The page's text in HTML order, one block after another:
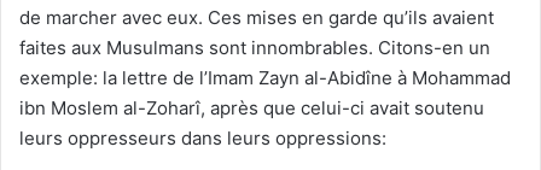
de marcher avec eux. Ces mises en garde qu’ils avaient
faites aux Musulmans sont innombrables. Citons-en un
exemple: la lettre de l’Imam Zayn al-Abidîne à Mohammad
ibn Moslem al-Zoharî, après que celui-ci avait soutenu
leurs oppresseurs dans leurs oppressions: